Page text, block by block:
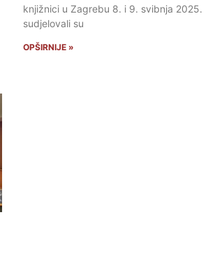
knjižnici u Zagrebu 8. i 9. svibnja 2025.
sudjelovali su
OPŠIRNIJE »